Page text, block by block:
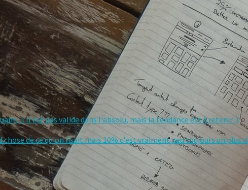
il n'est pas valide dans l'absolu, mais la tendance est à retenir :)
de ce qu'on lisait mais 10% c'est vraiment peu toujours un plus